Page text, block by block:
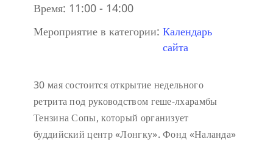
Время: 11:00 - 14:00
Мероприятие в категории: Календарь
сайта
30 мая состоится открытие недельного
ретрита под руководством геше-лхарамбы
Тензина Сопы, который организует
буддийский центр «Лонгку». Фонд «Наланда»